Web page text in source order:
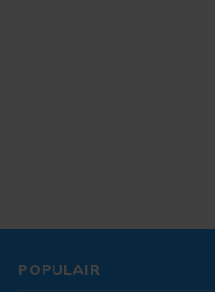
POPULAIR